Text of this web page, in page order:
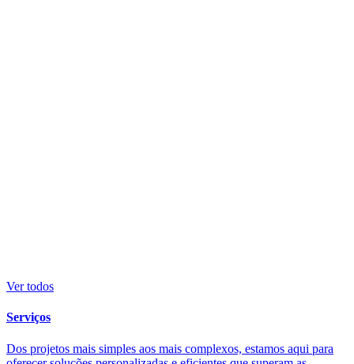
Ver todos
Serviços
Dos projetos mais simples aos mais complexos, estamos aqui para